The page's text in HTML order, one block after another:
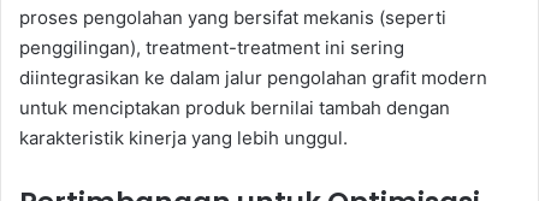
proses pengolahan yang bersifat mekanis (seperti
penggilingan), treatment-treatment ini sering
diintegrasikan ke dalam jalur pengolahan grafit modern
untuk menciptakan produk bernilai tambah dengan
karakteristik kinerja yang lebih unggul.